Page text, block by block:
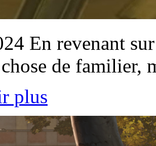
En revenant
de familier,
plus